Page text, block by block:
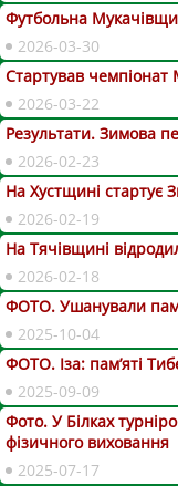
Футбольна
2026-03-30
Стартував чемпіонат
2026-03-22
Результати. Зимова
2026-02-23
На Хустщині стартує
2026-02-19
На Тячівщині
2026-02-18
ФОТО. Ушанували
2025-10-04
ФОТО. Іза: пам’яті
2025-09-09
Фото. У Білках
фізичного виховання
2025-07-17